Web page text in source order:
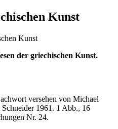
Kunst
der griechischen Kunst.
versehen von Michael
1961. 1 Abb., 16
Nr. 24.